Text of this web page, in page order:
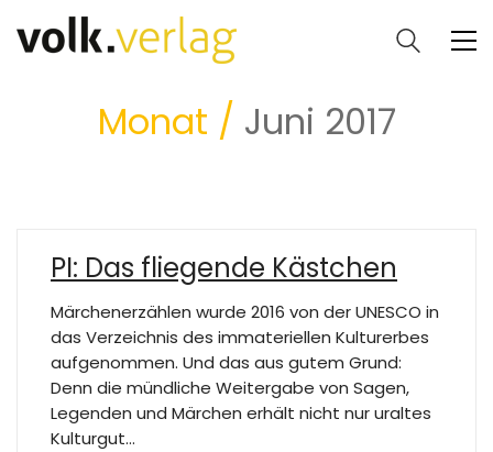
Monat / Juni 2017
PI: Das fliegende Kästchen
Märchenerzählen wurde 2016 von der UNESCO in
das Verzeichnis des immateriellen Kulturerbes
aufgenommen. Und das aus gutem Grund:
Denn die mündliche Weitergabe von Sagen,
Legenden und Märchen erhält nicht nur uraltes
Kulturgut…